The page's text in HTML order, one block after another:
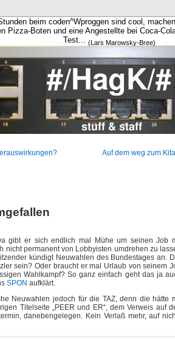
beim coden^Wproggen sind cool,
Pizza-Boten und eine Angestellte bei Coca-
Test... (Lars Marowsky-Bree)
Auf dem weg zum Kita
gibt er sich endlich mal Mühe um seinen Job
nicht permanent von Lobbyisten umdrehen zu
kündigt Neuwahlen des Bundestages an.
sein? Oder braucht er mal Urlaub von seinem
Wahlkampf? So ganz einfach geht das ja
SPON aufklärt.
Neuwahlen jedoch für die TAZ, denn die hätte
Titelseite „PEER und ER“, dem Verweis auf
danebengelegen. Kein Verlaß mehr, auf